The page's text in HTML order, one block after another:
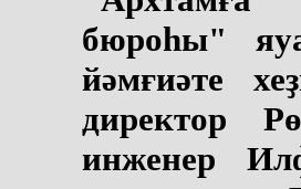
бюроһы"
йәмғиәте
директор
инженер